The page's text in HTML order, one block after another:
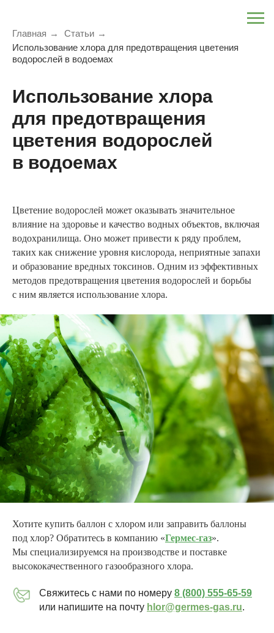
Главная → Статьи →
Использование хлора для предотвращения цветения
водорослей в водоемах
Использование хлора
для предотвращения
цветения водорослей
в водоемах
Цветение водорослей может оказывать значительное
влияние на здоровье и качество водных объектов, включая
водохранилища. Оно может привести к ряду проблем,
таких как снижение уровня кислорода, неприятные запахи
и образование вредных токсинов. Одним из эффективных
методов предотвращения цветения водорослей и борьбы
с ним является использование хлора.
Хотите купить баллон с хлором или заправить баллоны
под хлор? Обратитесь в компанию «Гермес -газ».
Мы специализируемся на производстве и поставке
высококачественного газообразного хлора.
Свяжитесь с нами по номеру 8 (800) 555-65-59
или напишите на почту hlor@germes-gas.ru.